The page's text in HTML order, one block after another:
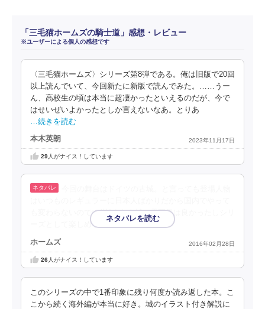
「三毛猫ホームズの騎士道」感想・レビュー
※ユーザーによる個人の感想です
〈三毛猫ホームズ〉シリーズ第8弾である。俺は旧版で20回
以上読んでいて、今回新たに新版で読んでみた。……うー
ん、高校生の頃は本当に超凄かったといえるのだが、今で
はせいぜいよかったとしか言えないなあ。とりあ
…続きを読む
本木英朗 2023年11月17日
29人がナイス！しています
も変わらないのでは(笑)まあ古城の雰囲気は良かったしシリ
ーズとして楽しめるから良いのかな。
ホームズ 2016年02月28日
26人がナイス！しています
このシリーズの中で1番印象に残り何度か読み返した本。こ
こから続く海外編が本当に好き。城のイラスト付き解説に